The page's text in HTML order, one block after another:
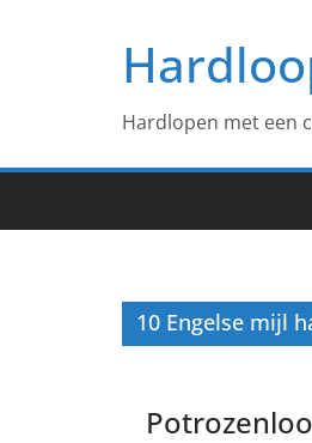
Hardlopen met een
10 Engelse mijl